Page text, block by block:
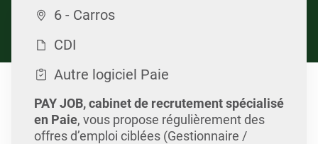
6 - Carros
CDI
Autre logiciel Paie
PAY JOB, cabinet de recrutement spécialisé
en Paie, vous propose régulièrement des
offres d’emploi ciblées (Gestionnaire /